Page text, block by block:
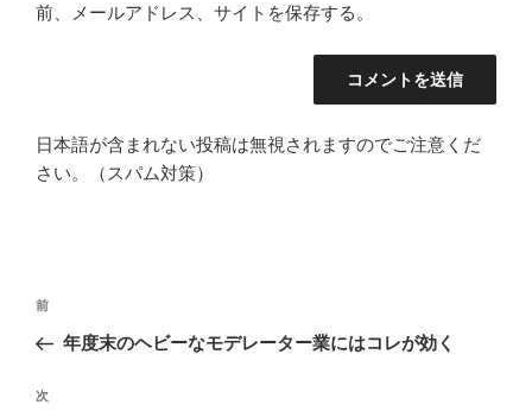
前、メールアドレス、サイトを保存する。
日本語が含まれない投稿は無視されますのでご注意くだ
さい。（スパム対策）
投
ナ
ビ
前
の
稿
前
年度末のヘビーなモデレーター業にはコレが効く
次
次